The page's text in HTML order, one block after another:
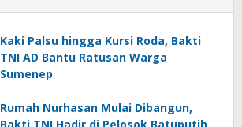
Kaki Palsu hingga Kursi Roda, Bakti
TNI AD Bantu Ratusan Warga
Sumenep
Rumah Nurhasan Mulai Dibangun,